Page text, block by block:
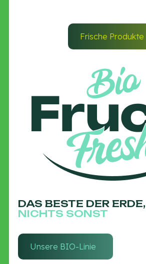
Frische Produkte
DAS BESTE DER ERDE,
NICHTS SONST
Unsere BIO-Linie